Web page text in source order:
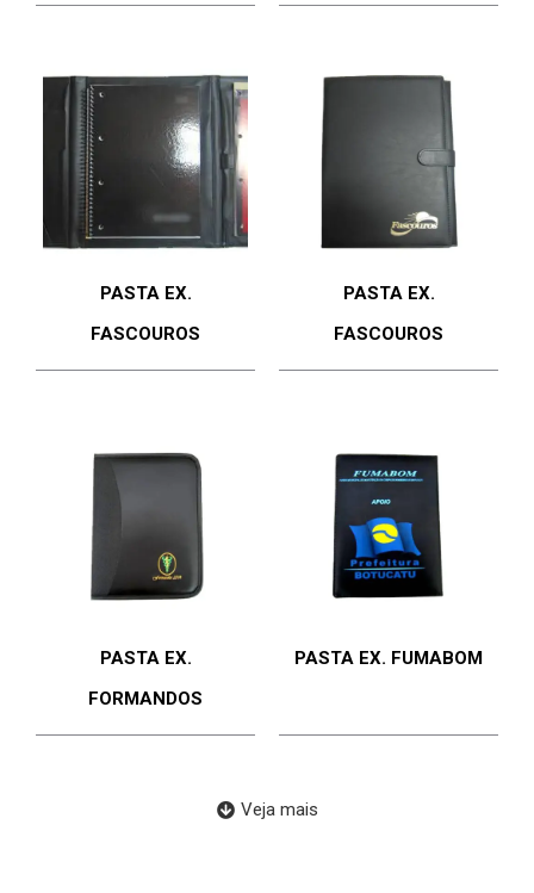
PASTA EX.
FASCOUROS
PASTA EX.
FASCOUROS
PASTA EX.
FORMANDOS
PASTA EX. FUMABOM
Veja mais